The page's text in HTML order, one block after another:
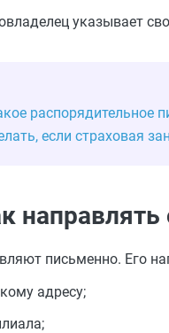
указывает
распорядительное
если страховая
письменно. Его
адресу;